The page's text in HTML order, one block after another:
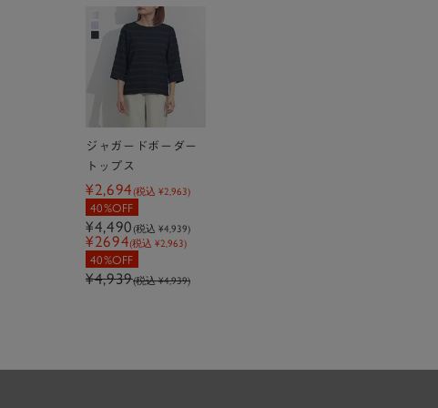
ジャガードボーダー
トップス
¥2,694(税込 ¥2,963)
40%OFF
¥4,490 (税込 ¥4,939)
¥2694(税込 ¥2,963)
40%OFF
¥4,939(税込 ¥4,939)